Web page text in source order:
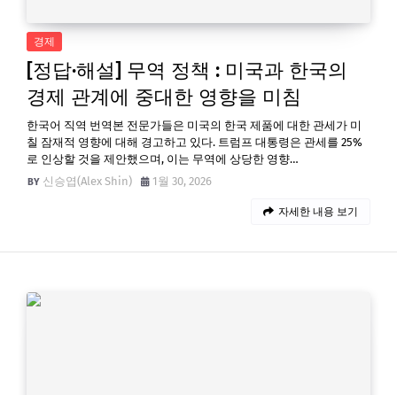
경제
[정답·해설] 무역 정책 : 미국과 한국의
경제 관계에 중대한 영향을 미침
한국어 직역 번역본 전문가들은 미국의 한국 제품에 대한 관세가 미
칠 잠재적 영향에 대해 경고하고 있다. 트럼프 대통령은 관세를 25%
로 인상할 것을 제안했으며, 이는 무역에 상당한 영향…
신승엽(Alex Shin)
1월 30, 2026
자세한 내용 보기